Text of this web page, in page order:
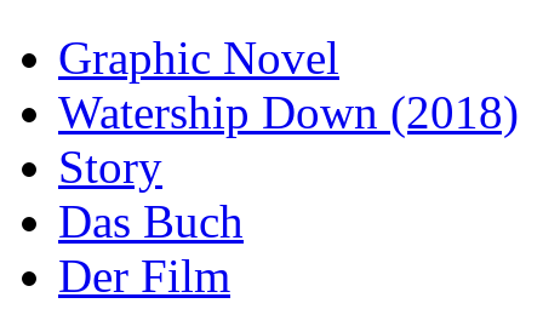
Graphic Novel
Watership Down (2018)
Story
Das Buch
Der Film